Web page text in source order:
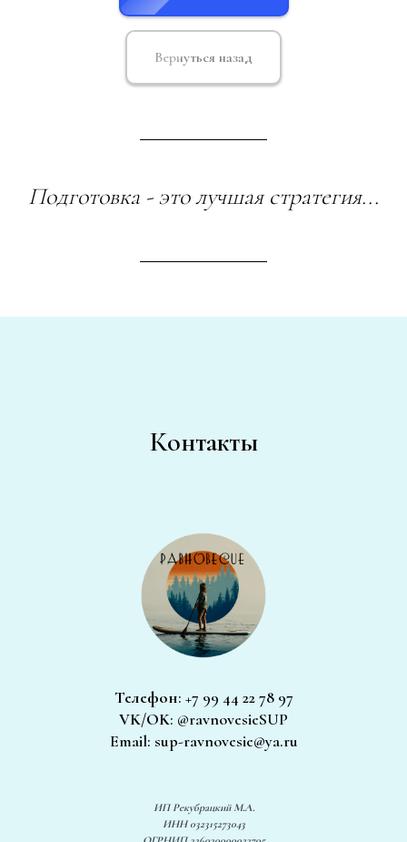
Вернуться назад
Подготовка - это лучшая стратегия...
Контакты
Телефон: +7 99 44 22 78 97
VK/OK: @ravnovesieSUP
Email: sup-ravnovesie@ya.ru
ИП Рекубрацкий М.А.
ИНН 032315273043